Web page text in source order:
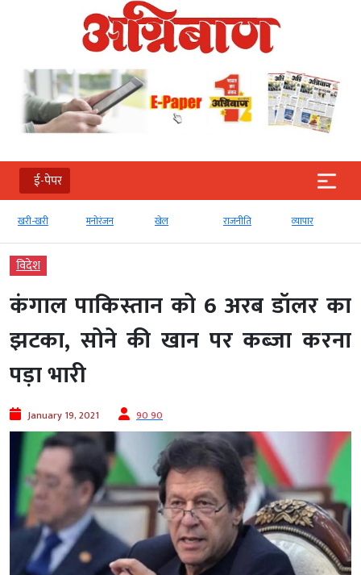
ई-पेपर
खरी-खरी मनोरंजन खेल राजनीति व्‍यापार
विदेश
कंगाल पाकिस्‍तान को 6 अरब डॉलर का
झटका, सोने की खान पर कब्‍जा करना
पड़ा भारी
January 19, 2021 90 90